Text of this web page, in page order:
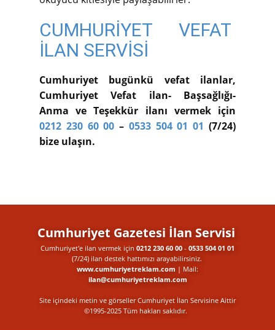
CUMHURİYET VEFAT
İLAN SERVİSİ
Cumhuriyet bugünkü vefat ilanlar,
Cumhuriyet Vefat ilan- Başsağlığı-
Anma ve Teşekkür ilanı vermek için
0212 230 60 00 – 0533 504 01 01 (7/24)
bize ulaşın.
Cumhuriyet Gazetesi İlan Servisi
Cumhuriyet'e ilan vermek için 0212 230 60 00 - 0533 504 01 01
(7/24) ilan destek​ hattımızı arayabilirsiniz.
www.cumhuriyetreklam.com | Mail:
ilan@cumhuriyetreklam.com
Site içindeki metin ve görseller Cumhuriyet İlan Servisine Aittir
©1995-2025 Tüm hakları saklıdır.